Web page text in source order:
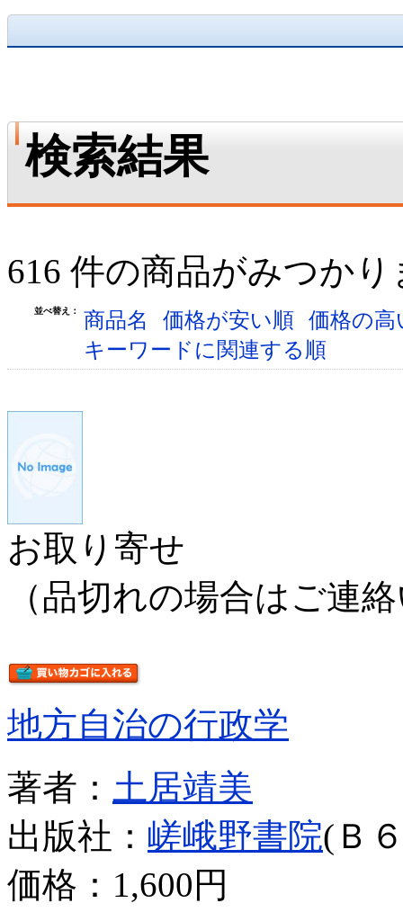
検索結果
616 件の商品がみつか
並べ替え： 商品名 価格が安い順 価格の
キーワードに関連する順
お取り寄せ
（品切れの場合はご連
地方自治の行政学
著者： 土居靖美
出版社： 嵯峨野書院(Ｂ
価格： 1,600円